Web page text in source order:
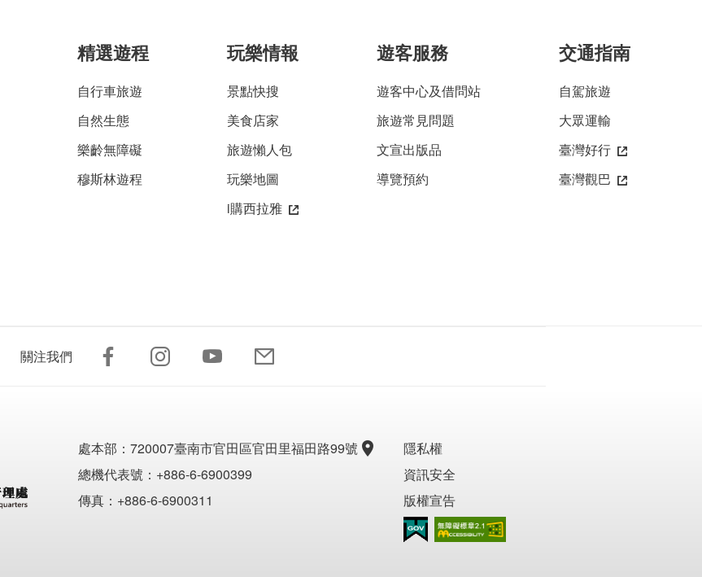
精選遊程
自行車旅遊
自然生態
樂齡無障礙
穆斯林遊程
玩樂情報
景點快搜
美食店家
旅遊懶人包
玩樂地圖
i購西拉雅
遊客服務
遊客中心及借問站
旅遊常見問題
文宣出版品
導覽預約
交通指南
自駕旅遊
大眾運輸
臺灣好行
臺灣觀巴
關注我們
處本部： 720007臺南市官田區官田里福田路99號
總機代表號：+886-6-6900399
傳真：+886-6-6900311
隱私權
資訊安全
版權宣告